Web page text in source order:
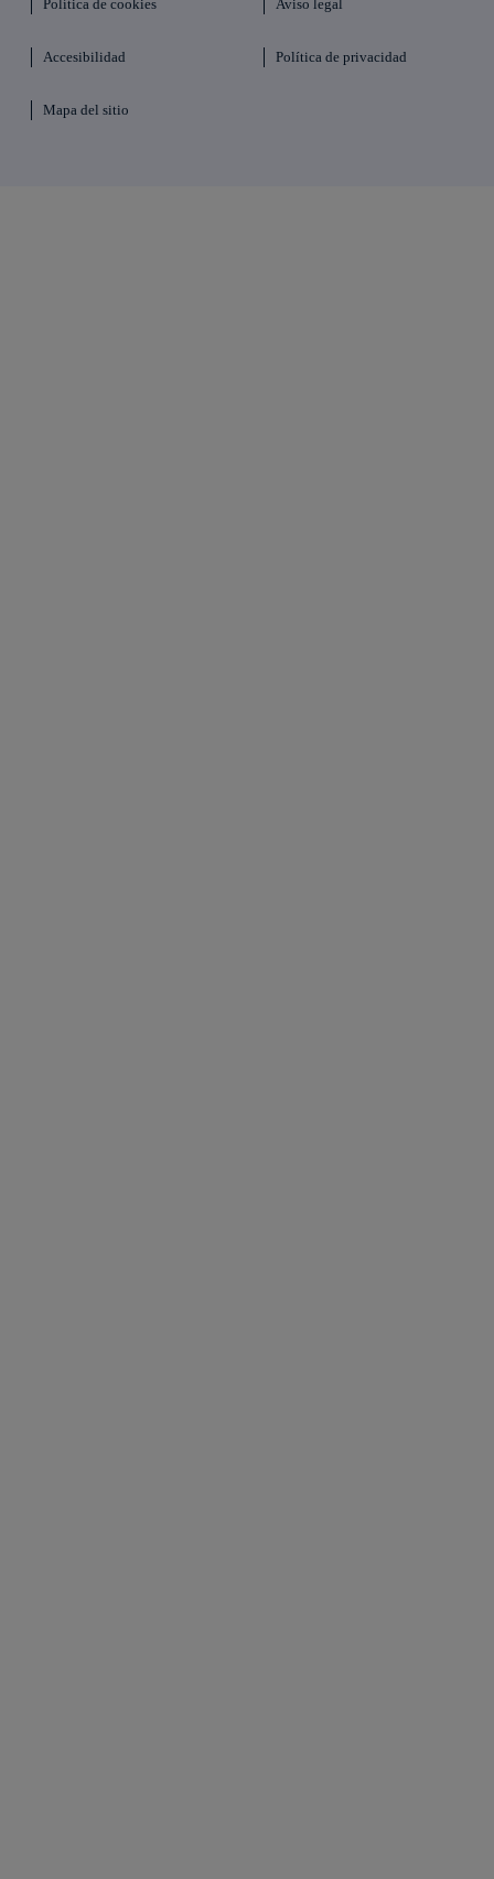
Política de cookies Aviso legal
Accesibilidad Política de privacidad
Mapa del sitio